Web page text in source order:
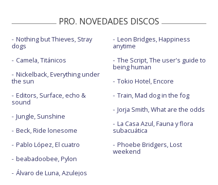
PRO. NOVEDADES DISCOS
Nothing but Thieves, Stray
dogs
Camela, Titánicos
Nickelback, Everything under
the sun
Editors, Surface, echo &
sound
Jungle, Sunshine
Beck, Ride lonesome
Pablo López, El cuatro
beabadoobee, Pylon
Álvaro de Luna, Azulejos
Leon Bridges, Happiness
anytime
The Script, The user's guide to
being human
Tokio Hotel, Encore
Train, Mad dog in the fog
Jorja Smith, What are the odds
La Casa Azul, Fauna y flora
subacuática
Phoebe Bridgers, Lost
weekend